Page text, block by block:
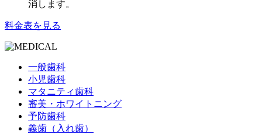
消します。
料金表を見る
一般歯科
小児歯科
マタニティ歯科
審美・ホワイトニング
予防歯科
義歯（入れ歯）